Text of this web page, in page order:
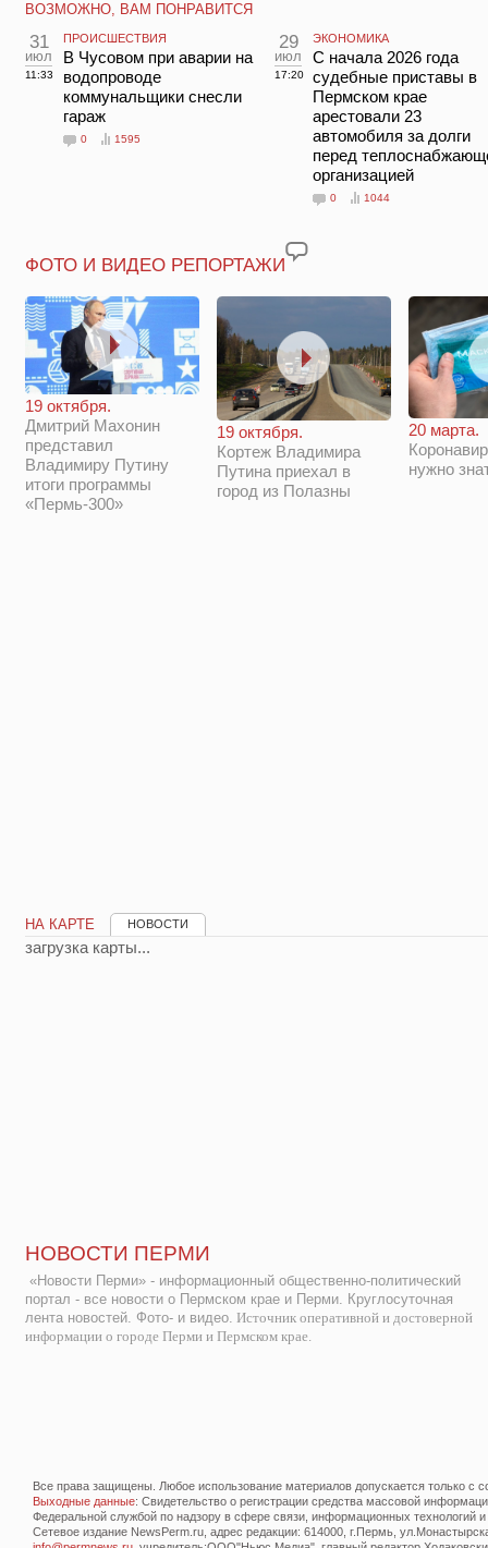
ВОЗМОЖНО, ВАМ ПОНРАВИТСЯ
31
июл
11:33
ПРОИСШЕСТВИЯ
В Чусовом при аварии на
водопроводе
коммунальщики снесли
гараж
0 1595
29
июл
17:20
ЭКОНОМИКА
С начала 2026 года
судебные приставы в
Пермском крае
арестовали 23
автомобиля за долги
перед
организацией
0 1044
ФОТО И ВИДЕО РЕПОРТАЖИ
19 октября.
Дмитрий Махонин
представил
Владимиру Путину
итоги программы
«Пермь-300»
19 октября.
Кортеж Владимира
Путина приехал в
город из Полазны
20 марта.
нужно
НА КАРТЕ НОВОСТИ
загрузка карты...
НОВОСТИ ПЕРМИ
«Новости Перми» - информационный общественно-политический
портал - все новости о Пермском крае и Перми. Круглосуточная
лента новостей. Фото- и видео. Источник оперативной и достоверной
информации о городе Перми и Пермском крае.
Все права защищены. Любое использование материалов допускается только с
Выходные данные: Свидетельство о регистрации средства массовой
Федеральной службой по надзору в сфере связи, информационных технологий
Сетевое издание NewsPerm.ru, адрес редакции: 614000, г.Пермь,